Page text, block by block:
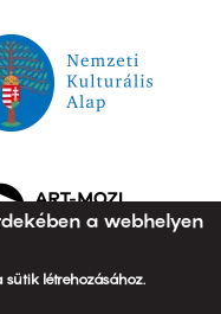
a webhelyen
sütik létrehozásához.